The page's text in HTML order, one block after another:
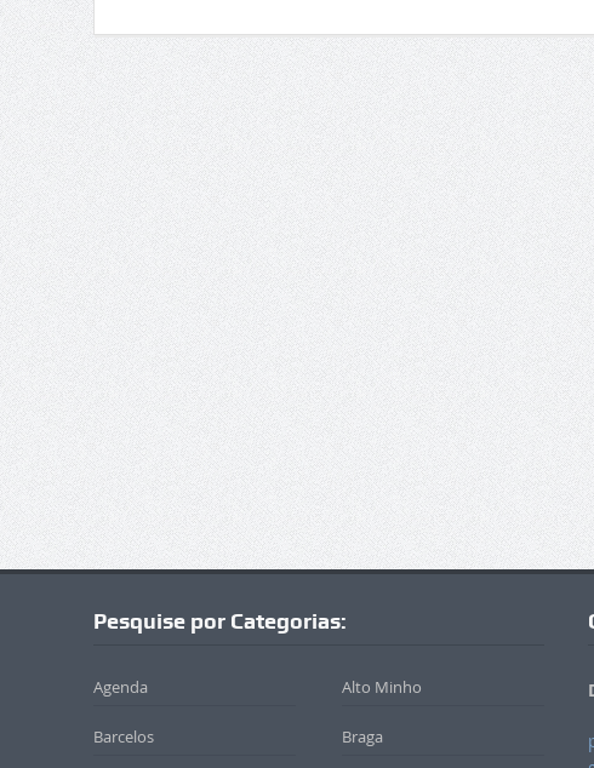
Pesquise por Categorias:
Agenda Alto Minho
Barcelos Braga